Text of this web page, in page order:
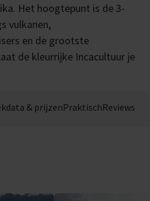
Het hoogtepunt is de 3-
vulkanen,
en de grootste
de kleurrijke Incacultuur je
& prijzenPraktischReviews